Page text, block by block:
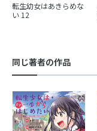
転生幼女はあきらめな
い 12
同じ著者の作品